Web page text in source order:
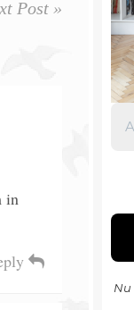
Post »
in
Nu